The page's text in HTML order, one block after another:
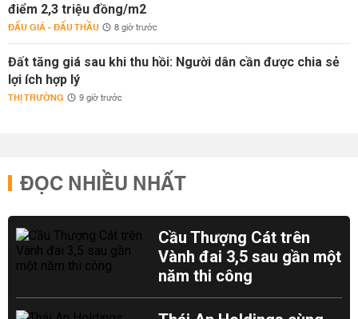
điểm 2,3 triệu đồng/m2
ĐẤU GIÁ - ĐẤU THẦU 8 giờ trước
Đất tăng giá sau khi thu hồi: Người dân cần được chia sẻ
lợi ích hợp lý
THỊ TRƯỜNG 9 giờ trước
ĐỌC NHIỀU NHẤT
Cầu Thượng Cát trên
Vành đai 3,5 sau gần một
năm thi công